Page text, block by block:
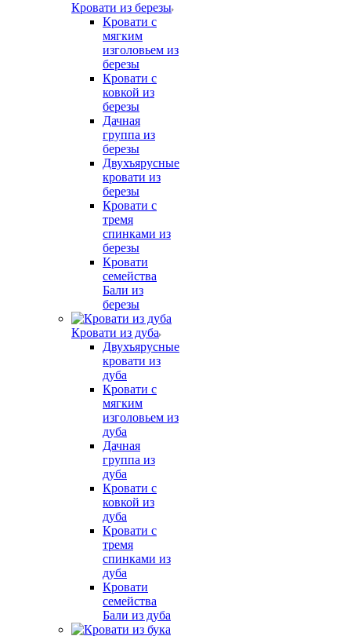
Кровати из березы
Кровати с
мягким
изголовьем из
березы
Кровати с
ковкой из
березы
Дачная
группа из
березы
Двухъярусные
кровати из
березы
Кровати с
тремя
спинками из
березы
Кровати
семейства
Бали из
березы
Кровати из дуба
Двухъярусные
кровати из
дуба
Кровати с
мягким
изголовьем из
дуба
Дачная
группа из
дуба
Кровати с
ковкой из
дуба
Кровати с
тремя
спинками из
дуба
Кровати
семейства
Бали из дуба